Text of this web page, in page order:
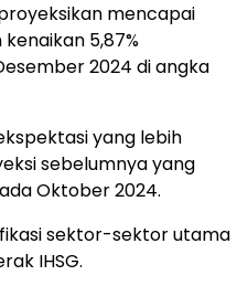
mencapai
5,87%
2024 di angka
yang lebih
sebelumnya yang
Oktober 2024.
sektor-sektor utama
IHSG.